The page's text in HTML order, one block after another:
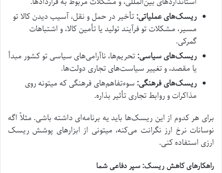
ریسک‌های عملیاتی:تأخیر در حمل و نقل، آسیب دیدن کالا تو
مسیر، مشکلات تو فرآیند تولید یا تأمین کالا، و اشتباهات
گمرکی.
ریسک‌های سیاسی:تحریم‌ها، ناآرامی‌های سیاسی تو کشور مبدأ
یا مقصد، و تغییر سیاست‌های تجاری دولت‌ها.
ریسک‌های فرهنگی: سوءتفاهم‌های فرهنگی که میتونه روی
مذاکرات و روابط تجاری تأثیر بذاره.
برای هر کدوم از این ریسک‌ها باید یه برنامه‌ای داشته باشی. مثلاً اگه
نوسانات نرخ ارز نگرانت می‌کنه، میتونی از ابزارهای پوشش ریسک
ارزی استفاده کنی.
راهکارهای کاهش ریسک: سپر دفاعی شما